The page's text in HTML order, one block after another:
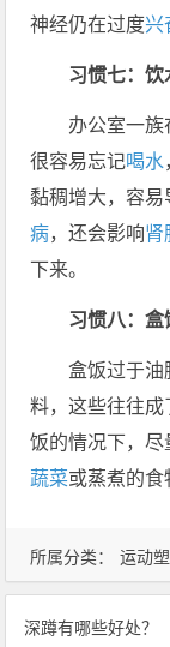
所属分类： 运动
神经仍在过度兴
习惯七：饮
办公室一族
很容易忘记喝水
黏稠增大，容易
病，还会影响肾
下来。
习惯八：盒
盒饭过于油
料，这些往往
饭的情况下，
蔬菜或蒸煮的食
深蹲有哪些好处？